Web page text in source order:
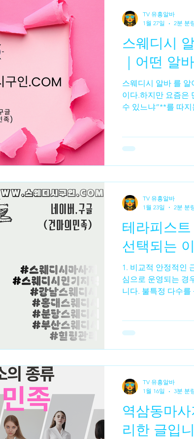
정보 주간·야간 선택 근무 가능 자세한 구인 조건은 문의 필
요 📌 다른 지역 참
은 대전 외 지역이
입니다.• 괴정테라
인 (초보·직장
스웨디시
｜어떤 알
스웨디시 알바 를
이다.하지만 요즘은
수 있느냐”**를 따
급여. 반면 스웨디
보다 관리 횟수 가
대비 수입 체감 차이
어난다. 하지만 시
다. 스웨디시 알바
은 시간에도 체감
단기 알바 로 선
TV 유흥알바
1월 27일
2분 분
테라피스
선택되는
1. 비교적 안정적인
심으로 운영되는 경
니다. 불특정 다수
2. 체력 소모 대비
하는 가장 큰 이유
히 일정 관리가 가능
가 높다 는 평가가
장벽 전문 기술이 필
제공하는 곳이 많아
자주 언급되는 장점
TV 유흥알바
1월 23일
2분 분
역삼동마사지구인
리한 글입
TV 유흥알바
1월 16일
3분 분